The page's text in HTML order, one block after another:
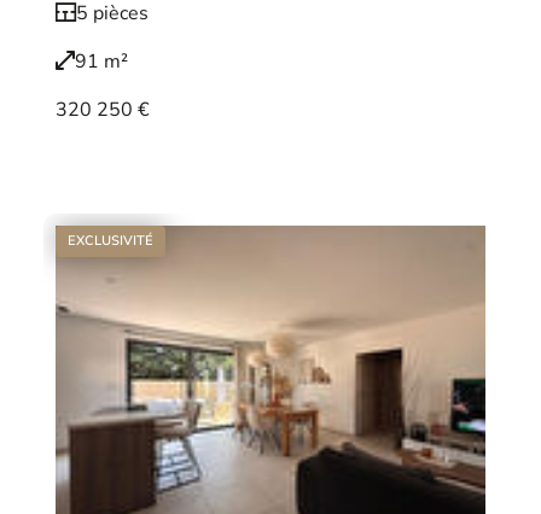
5 pièces
91 m²
320 250 €
EXCLUSIVITÉ